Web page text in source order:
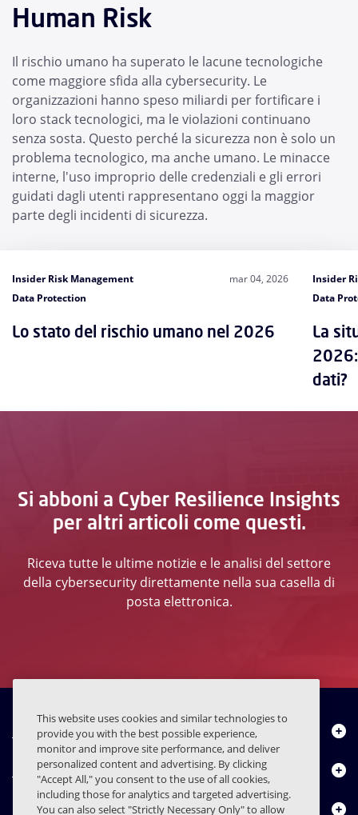
Human Risk
Il rischio umano ha superato le lacune tecnologiche
come maggiore sfida alla cybersecurity. Le
organizzazioni hanno speso miliardi per fortificare i
loro stack tecnologici, ma le violazioni continuano
senza sosta. Questo perché la sicurezza non è solo un
problema tecnologico, ma anche umano. Le minacce
interne, l'uso improprio delle credenziali e gli errori
guidati dagli utenti rappresentano oggi la maggior
parte degli incidenti di sicurezza.
Insider Risk Management
Data Protection
mar 04, 2026
Lo stato del rischio umano nel 2026
Insider
Data
La
dati?
Si abboni a Cyber Resilience Insights
per altri articoli come questi.
Riceva tutte le ultime notizie e le analisi del settore
della cybersecurity direttamente nella sua casella di
posta elettronica.
Chi siamo
Prodotti
Centro risorse
This website uses cookies and similar technologies to
provide you with the best possible experience,
monitor and improve site performance, and deliver
personalized content and advertising. By clicking
"Accept All," you consent to the use of all cookies,
including those for analytics and targeted advertising.
You can also select "Strictly Necessary Only" to allow